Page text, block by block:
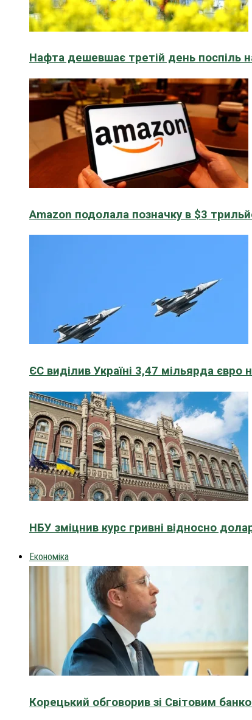
Нафта дешевшає третій день поспіль
Amazon подолала позначку в $3
ЄС виділив Україні 3,47 мільярда євро
НБУ зміцнив курс гривні відносно
Економіка
Корецький обговорив зі Світовим